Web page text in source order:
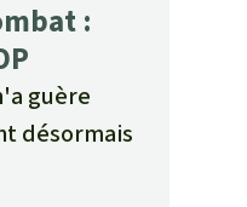
:
guère
désormais